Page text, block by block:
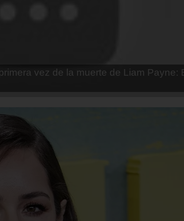
firme promesa que le hizo a su hija Aria